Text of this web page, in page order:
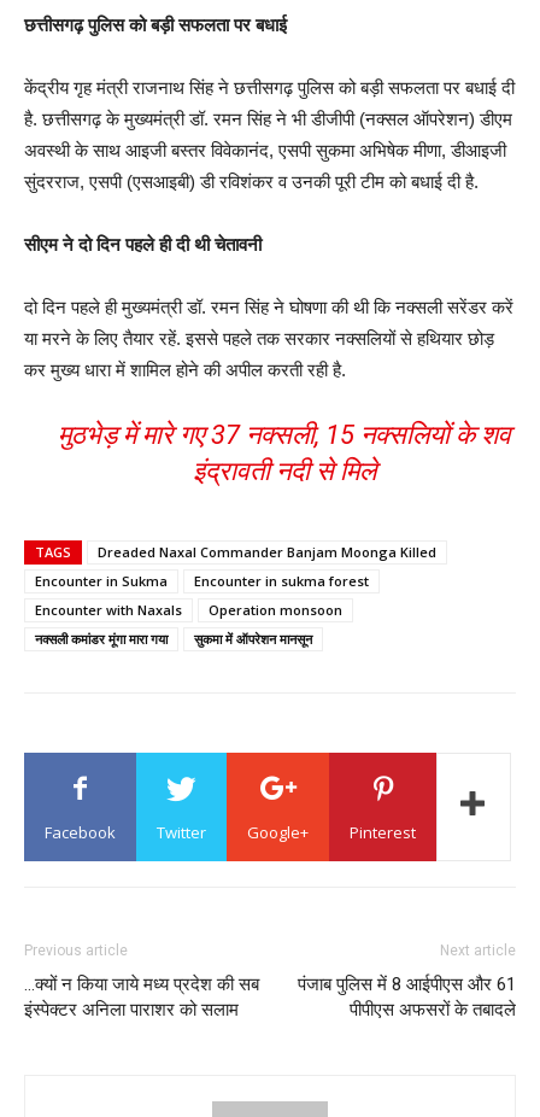
छत्तीसगढ़ पुलिस को बड़ी सफलता पर बधाई
केंद्रीय गृह मंत्री राजनाथ सिंह ने छत्तीसगढ़ पुलिस को बड़ी सफलता पर बधाई दी
है. छत्तीसगढ़ के मुख्यमंत्री डॉ. रमन सिंह ने भी डीजीपी (नक्सल ऑपरेशन) डीएम
अवस्थी के साथ आइजी बस्तर विवेकानंद, एसपी सुकमा अभिषेक मीणा, डीआइजी
सुंदरराज, एसपी (एसआइबी) डी रविशंकर व उनकी पूरी टीम को बधाई दी है.
सीएम ने दो दिन पहले ही दी थी चेतावनी
दो दिन पहले ही मुख्यमंत्री डॉ. रमन सिंह ने घोषणा की थी कि नक्सली सरेंडर करें
या मरने के लिए तैयार रहें. इससे पहले तक सरकार नक्सलियों से हथियार छोड़
कर मुख्य धारा में शामिल होने की अपील करती रही है.
मुठभेड़ में मारे गए 37 नक्सली, 15 नक्सलियों के शव
इंद्रावती नदी से मिले
TAGS
Dreaded Naxal Commander Banjam Moonga Killed
Encounter in Sukma
Encounter in sukma forest
Encounter with Naxals
Operation monsoon
नक्सली कमांडर मूंगा मारा गया
सुकमा में ऑपरेशन मानसून
Facebook Twitter Google+ Pinterest
Previous article
…क्यों न किया जाये मध्य प्रदेश की सब
इंस्पेक्टर अनिला पाराशर को सलाम
Next article
पंजाब पुलिस में 8 आईपीएस और 61
पीपीएस अफसरों के तबादले